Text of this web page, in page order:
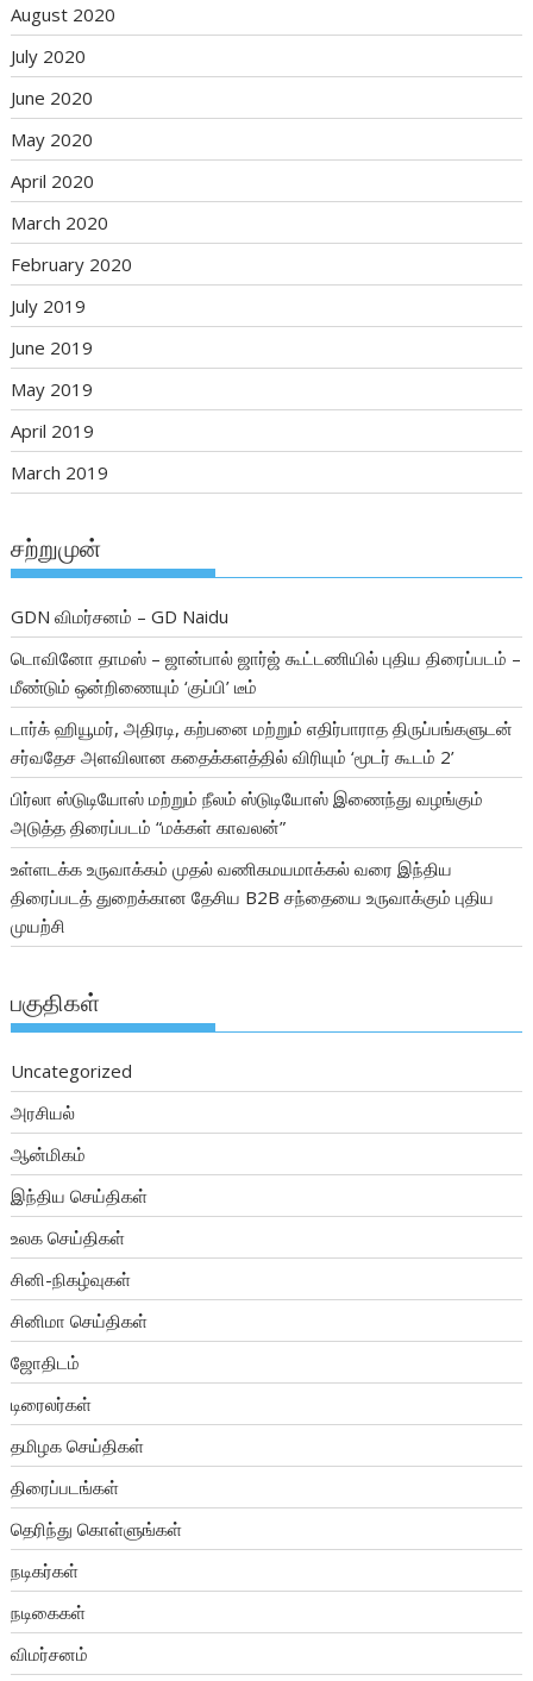
August 2020
July 2020
June 2020
May 2020
April 2020
March 2020
February 2020
July 2019
June 2019
May 2019
April 2019
March 2019
சற்றுமுன்
GDN விமர்சனம் – GD Naidu
டொவினோ தாமஸ் – ஜான்பால் ஜார்ஜ் கூட்டணியில் புதிய திரைப்படம் –
மீண்டும் ஒன்றிணையும் ‘குப்பி’ டீம்
டார்க் ஹியூமர், அதிரடி, கற்பனை மற்றும் எதிர்பாராத திருப்பங்களுடன்
சர்வதேச அளவிலான கதைக்களத்தில் விரியும் ‘மூடர் கூடம் 2’
பிர்லா ஸ்டுடியோஸ் மற்றும் நீலம் ஸ்டுடியோஸ் இணைந்து வழங்கும்
அடுத்த திரைப்படம் “மக்கள் காவலன்”
உள்ளடக்க உருவாக்கம் முதல் வணிகமயமாக்கல் வரை இந்திய
திரைப்படத் துறைக்கான தேசிய B2B சந்தையை உருவாக்கும் புதிய
முயற்சி
பகுதிகள்
Uncategorized
அரசியல்
ஆன்மிகம்
இந்திய செய்திகள்
உலக செய்திகள்
சினி-நிகழ்வுகள்
சினிமா செய்திகள்
ஜோதிடம்
டிரைலர்கள்
தமிழக செய்திகள்
திரைப்படங்கள்
தெரிந்து கொள்ளுங்கள்
நடிகர்கள்
நடிகைகள்
விமர்சனம்